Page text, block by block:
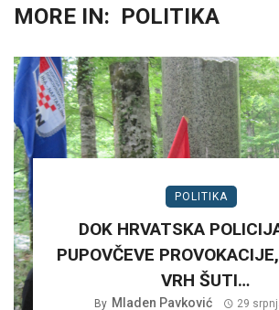
MORE IN: POLITIKA
POLITIKA
DOK HRVATSKA
PUPOVČEVE
VRH ŠUTI…
By Mladen Pavković 29